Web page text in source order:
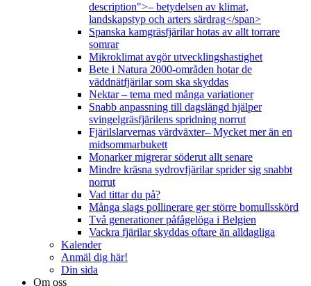
description">– betydelsen av klimat,
landskapstyp och arters särdrag</span>
Spanska kamgräsfjärilar hotas av allt torrare
somrar
Mikroklimat avgör utvecklingshastighet
Bete i Natura 2000-områden hotar de
väddnätfjärilar som ska skyddas
Nektar – tema med många variationer
Snabb anpassning till dagslängd hjälper
svingelgräsfjärilens spridning norrut
Fjärilslarvernas värdväxter– Mycket mer än en
midsommarbukett
Monarker migrerar söderut allt senare
Mindre kräsna sydrovfjärilar sprider sig snabbt
norrut
Vad tittar du på?
Många slags pollinerare ger större bomullsskörd
Två generationer påfågelöga i Belgien
Vackra fjärilar skyddas oftare än alldagliga
Kalender
Anmäl dig här!
Din sida
Om oss